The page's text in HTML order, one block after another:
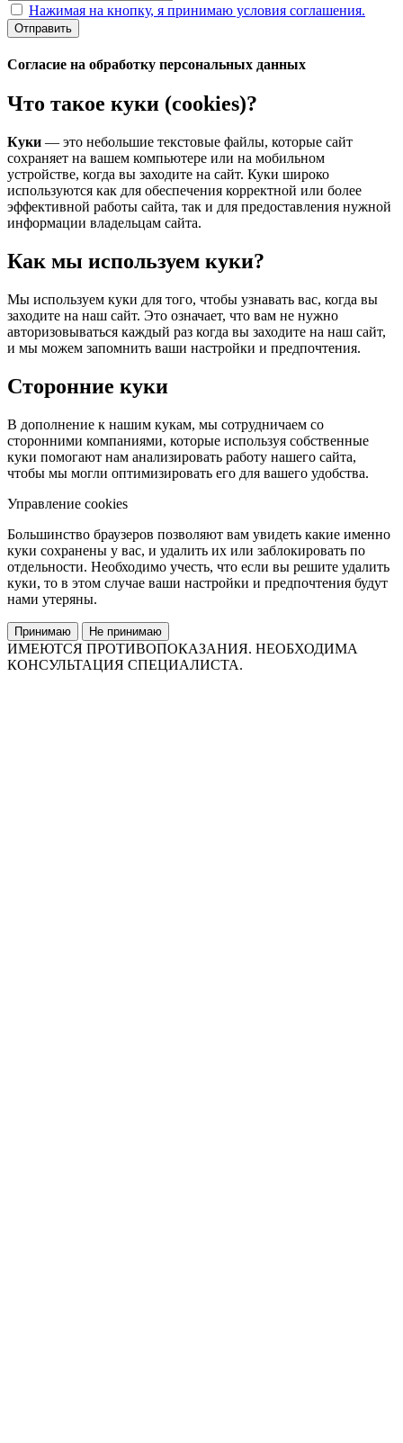
Нажимая на кнопку, я принимаю условия соглашения.
Отправить
Согласие на обработку персональных данных
Что такое куки (cookies)?
Куки — это небольшие текстовые файлы, которые сайт
сохраняет на вашем компьютере или на мобильном
устройстве, когда вы заходите на сайт. Куки широко
используются как для обеспечения корректной или более
эффективной работы сайта, так и для предоставления нужной
информации владельцам сайта.
Как мы используем куки?
Мы используем куки для того, чтобы узнавать вас, когда вы
заходите на наш сайт. Это означает, что вам не нужно
авторизовываться каждый раз когда вы заходите на наш сайт,
и мы можем запомнить ваши настройки и предпочтения.
Сторонние куки
В дополнение к нашим кукам, мы сотрудничаем со
сторонними компаниями, которые используя собственные
куки помогают нам анализировать работу нашего сайта,
чтобы мы могли оптимизировать его для вашего удобства.
Управление cookies
Большинство браузеров позволяют вам увидеть какие именно
куки сохранены у вас, и удалить их или заблокировать по
отдельности. Необходимо учесть, что если вы решите удалить
куки, то в этом случае ваши настройки и предпочтения будут
нами утеряны.
Принимаю Не принимаю
ИМЕЮТСЯ ПРОТИВОПОКАЗАНИЯ. НЕОБХОДИМА
КОНСУЛЬТАЦИЯ СПЕЦИАЛИСТА.